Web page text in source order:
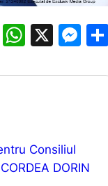
E
W
at
p
p
X
M
s
g
Consiliul
DORIN